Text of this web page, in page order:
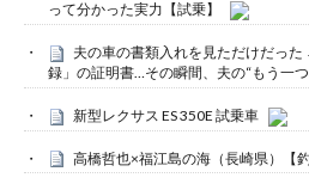
って分かった実力【試乗】
夫の車の書類入れを見ただけだっ
録」の証明書…その瞬間、夫の“もう一
新型レクサス ES 350E 試乗車
高橋哲也×福江島の海（長崎県）【